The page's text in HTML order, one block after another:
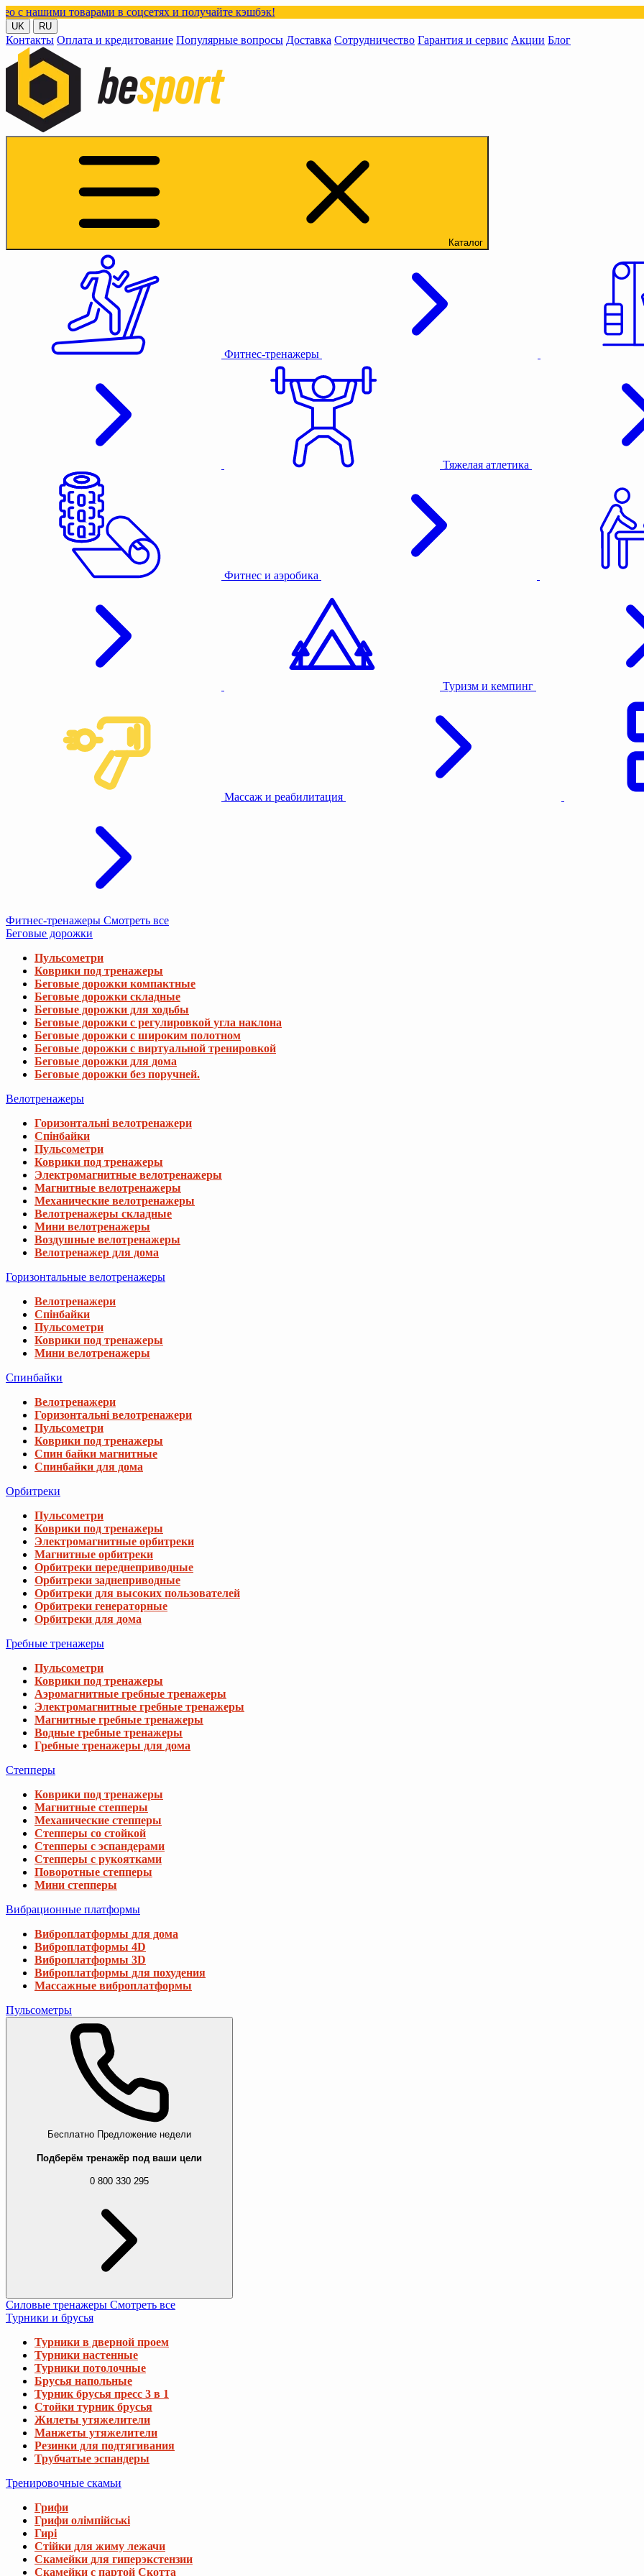
в соцсетях и получайте кэшбэк!
UK RU
Контакты Оплата и кредитование Популярные вопросы Доставка Сотрудничество Гарантия и сервис Акции Блог
Каталог
Фитнес-тренажеры
Тяжелая атлетика
Фитнес и аэробика
Туризм и кемпинг
Массаж и реабилитация
Фитнес-тренажеры Смотреть все
Беговые дорожки
Пульсометри
Коврики под тренажеры
Беговые дорожки компактные
Беговые дорожки складные
Беговые дорожки для ходьбы
Беговые дорожки с регулировкой угла наклона
Беговые дорожки с широким полотном
Беговые дорожки с виртуальной тренировкой
Беговые дорожки для дома
Беговые дорожки без поручней.
Велотренажеры
Горизонтальні велотренажери
Спінбайки
Пульсометри
Коврики под тренажеры
Электромагнитные велотренажеры
Магнитные велотренажеры
Механические велотренажеры
Велотренажеры складные
Мини велотренажеры
Воздушные велотренажеры
Велотренажер для дома
Горизонтальные велотренажеры
Велотренажери
Спінбайки
Пульсометри
Коврики под тренажеры
Мини велотренажеры
Спинбайки
Велотренажери
Горизонтальні велотренажери
Пульсометри
Коврики под тренажеры
Спин байки магнитные
Спинбайки для дома
Орбитреки
Пульсометри
Коврики под тренажеры
Электромагнитные орбитреки
Магнитные орбитреки
Орбитреки переднеприводные
Орбитреки заднеприводные
Орбитреки для высоких пользователей
Орбитреки генераторные
Орбитреки для дома
Гребные тренажеры
Пульсометри
Коврики под тренажеры
Аэромагнитные гребные тренажеры
Электромагнитные гребные тренажеры
Магнитные гребные тренажеры
Водные гребные тренажеры
Гребные тренажеры для дома
Степперы
Коврики под тренажеры
Магнитные степперы
Механические степперы
Степперы со стойкой
Степперы с эспандерами
Степперы с рукоятками
Поворотные степперы
Мини степперы
Вибрационные платформы
Виброплатформы для дома
Виброплатформы 4D
Виброплатформы 3D
Виброплатформы для похудения
Массажные виброплатформы
Пульсометры
Бесплатно Предложение недели
Подберём тренажёр под ваши цели
0 800 330 295
Силовые тренажеры Смотреть все
Турники и брусья
Турники в дверной проем
Турники настенные
Турники потолочные
Брусья напольные
Турник брусья пресс 3 в 1
Стойки турник брусья
Жилеты утяжелители
Манжеты утяжелители
Резинки для подтягивания
Трубчатые эспандеры
Тренировочные скамьи
Грифи
Грифи олімпійські
Гирі
Стійки для жиму лежачи
Скамейки для гиперэкстензии
Скамейки с партой Скотта